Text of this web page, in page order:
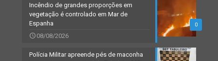
0
Incêndio de grandes proporções em
vegetação é controlado em Mar de
Espanha
08/08/2026
Polícia Militar apreende pés de maconha